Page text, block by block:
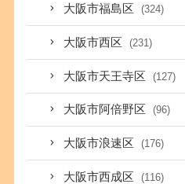
大阪市福島区 (324)
大阪市西区 (231)
大阪市天王寺区 (127)
大阪市阿倍野区 (96)
大阪市浪速区 (176)
大阪市西成区 (116)